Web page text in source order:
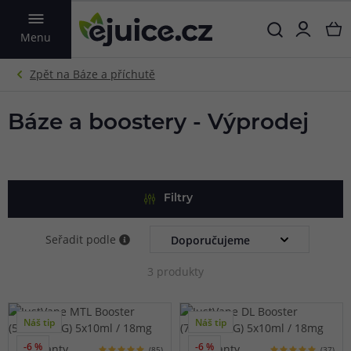
Menu
VYHLEDAT
Báze a boostery - Výprodej
Filtry
Seřadit podle
3 produkty
Náš tip
-6 %
Náš tip
-6 %